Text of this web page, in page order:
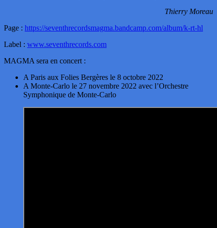
Thierry Moreau
Page : https://seventhrecordsmagma.bandcamp.com/album/k-rt-hl
Label : www.seventhrecords.com
MAGMA sera en concert :
A Paris aux Folies Bergères le 8 octobre 2022
A Monte-Carlo le 27 novembre 2022 avec l’Orchestre
Symphonique de Monte-Carlo